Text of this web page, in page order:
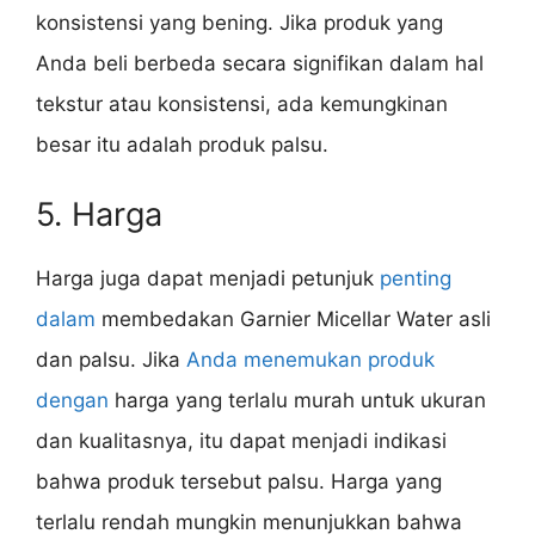
konsistensi yang bening. Jika produk yang
Anda beli berbeda secara signifikan dalam hal
tekstur atau konsistensi, ada kemungkinan
besar itu adalah produk palsu.
5. Harga
Harga juga dapat menjadi petunjuk penting
dalam membedakan Garnier Micellar Water asli
dan palsu. Jika Anda menemukan produk
dengan harga yang terlalu murah untuk ukuran
dan kualitasnya, itu dapat menjadi indikasi
bahwa produk tersebut palsu. Harga yang
terlalu rendah mungkin menunjukkan bahwa